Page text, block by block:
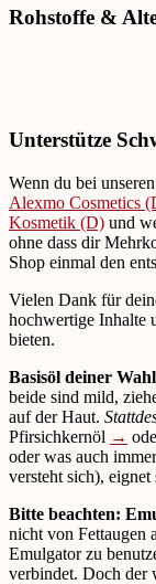
Rohstoffe &
Unterstütze
Wenn du bei
Alexmo Cosmetics
Kosmetik (D) und
ohne dass dir
Shop einmal den
Vielen Dank für
hochwertige Inhalte
bieten.
Basisöl deiner
beide sind mild,
auf der Haut.
Pfirsichkernöl →
oder was auch
versteht sich), eignet
Bitte beachten:
nicht von Fettaugen
Emulgator zu
verbindet. Doch der